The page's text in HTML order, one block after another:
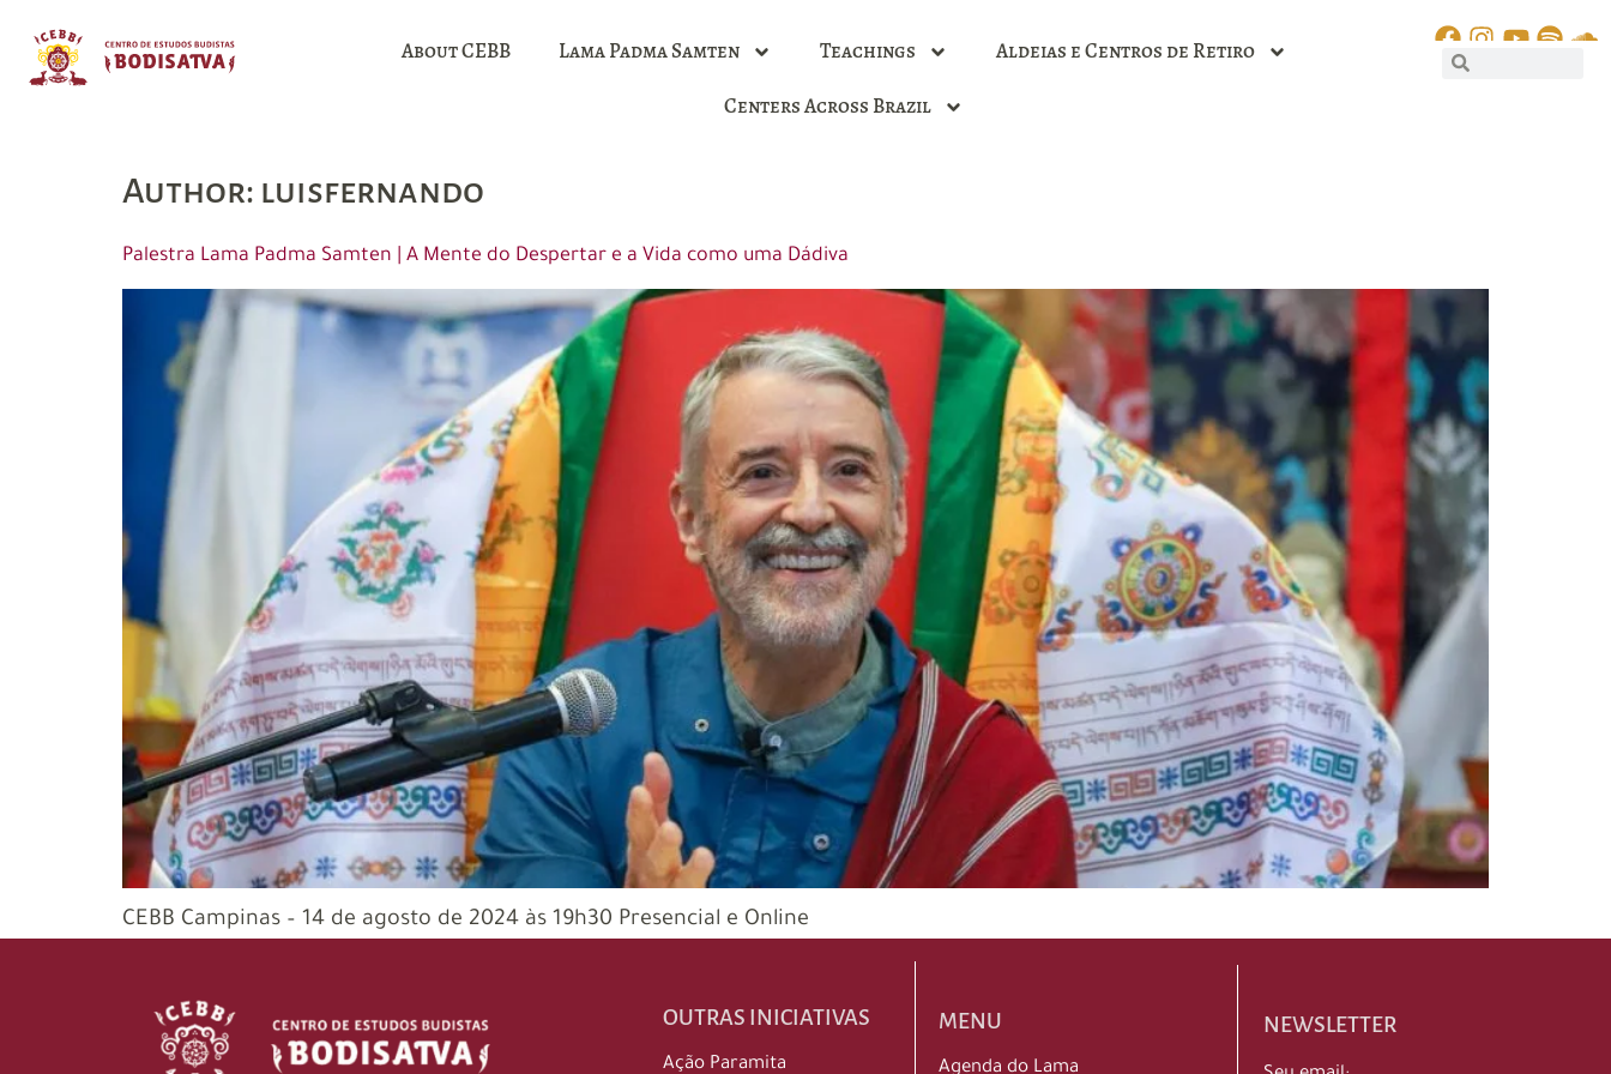
About CEBB Lama Padma Samten Teachings
Aldeias e Centros de Retiro
Centers Across Brazil
Author: luisfernando
Palestra Lama Padma Samten | A Mente do Despertar e a Vida como uma Dádiva
CEBB Campinas – 14 de agosto de 2024 às 19h30 Presencial e Online
OUTRAS INICIATIVAS
Ação Paramita
MENU
Agenda do Lama
NEWSLETTER